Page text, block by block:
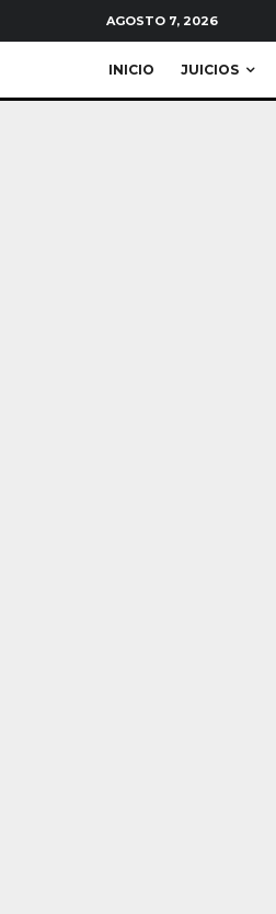
AGOSTO 7, 2026
INICIO JUICIOS